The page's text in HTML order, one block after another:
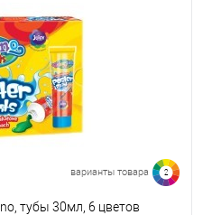
В наличии
варианты товара 2
тубы 30мл, 6 цветов